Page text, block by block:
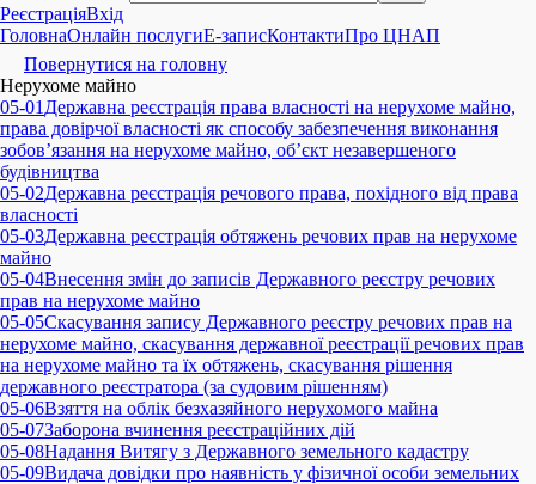
РеєстраціяВхід
ГоловнаОнлайн послугиE-записКонтактиПро ЦНАП
Повернутися на головну
Нерухоме майно
05-01 Державна реєстрація права власності на нерухоме майно,
права довірчої власності як способу забезпечення виконання
зобов’язання на нерухоме майно, об’єкт незавершеного
будівництва
05-02Державна реєстрація речового права, похідного від права
власності
05-03Державна реєстрація обтяжень речових прав на нерухоме
майно
05-04Внесення змін до записів Державного реєстру речових
прав на нерухоме майно
05-05Скасування запису Державного реєстру речових прав на
нерухоме майно, скасування державної реєстрації речових прав
на нерухоме майно та їх обтяжень, скасування рішення
державного реєстратора (за судовим рішенням)
05-06Взяття на облік безхазяйного нерухомого майна
05-07Заборона вчинення реєстраційних дій
05-08Надання Витягу з Державного земельного кадастру
05-09Видача довідки про наявність у фізичної особи земельних